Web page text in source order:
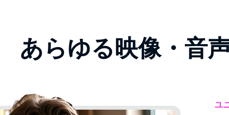
あらゆる映像・音
ユ